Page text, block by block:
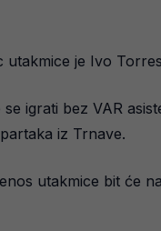
utakmice je Ivo
se igrati bez VAR
iz Trnave.
utakmice bit će